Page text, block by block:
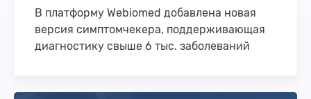
В платформу Webiomed добавлена новая
версия симптомчекера, поддерживающая
диагностику свыше 6 тыс. заболеваний
разработала модель глубокого машинного